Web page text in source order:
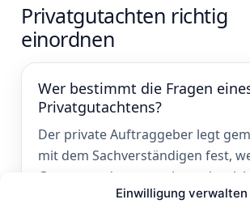
Einwilligung verwalten
Privatgutachten richtig
einordnen
Wer bestimmt die Fragen
Privatgutachtens?
Der private Auftraggeber legt
mit dem Sachverständigen fest,
Gegenstand untersucht und welche
fachliche Frage beantwortet